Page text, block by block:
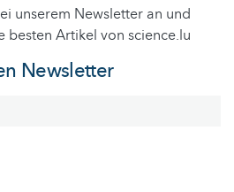
unserem Newsletter an und
besten Artikel von science.lu
Newsletter